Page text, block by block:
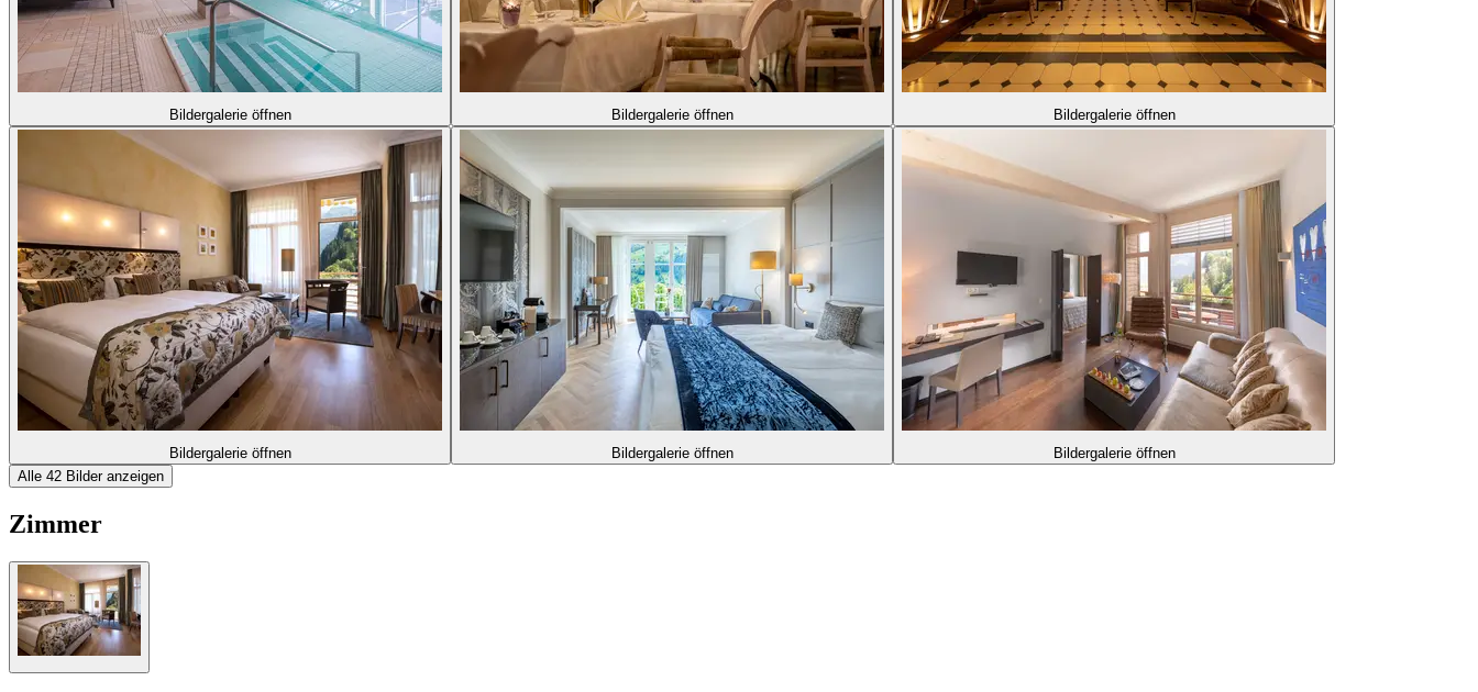
Bildergalerie öffnen Bildergalerie öffnen Bildergalerie öffnen
Bildergalerie öffnen Bildergalerie öffnen
Bildergalerie öffnen
Alle 42 Bilder anzeigen
Zimmer